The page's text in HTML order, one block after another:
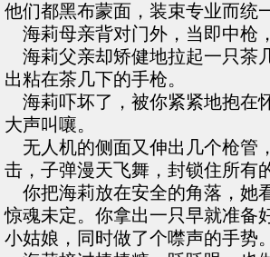
他们都黑布蒙面，装束专业而统
海莉母亲背对门外，当即中枪
海莉父亲却矫健地拉起一只茶
出粘在茶几下的手枪。
海莉吓坏了，被你紧紧地抱在
大声叫嚷。
无人机的侧面又伸出几个枪管
击，子弹漫天飞舞，封锁住所有
你把海莉放在安全的角落，她
惊魂未定。你拿出一只早就准备
小姑娘，同时做了个噤声的手势。